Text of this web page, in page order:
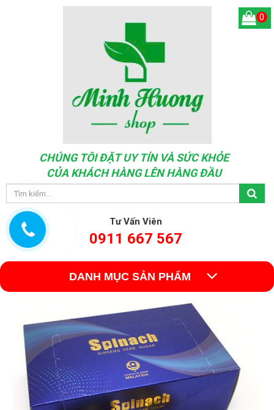
CHÚNG TÔI ĐẶT UY TÍN VÀ SỨC KHỎE
CỦA KHÁCH HÀNG LÊN HÀNG ĐẦU
Tư Vấn Viên
0911 667 567
0
DANH MỤC SẢN PHẨM